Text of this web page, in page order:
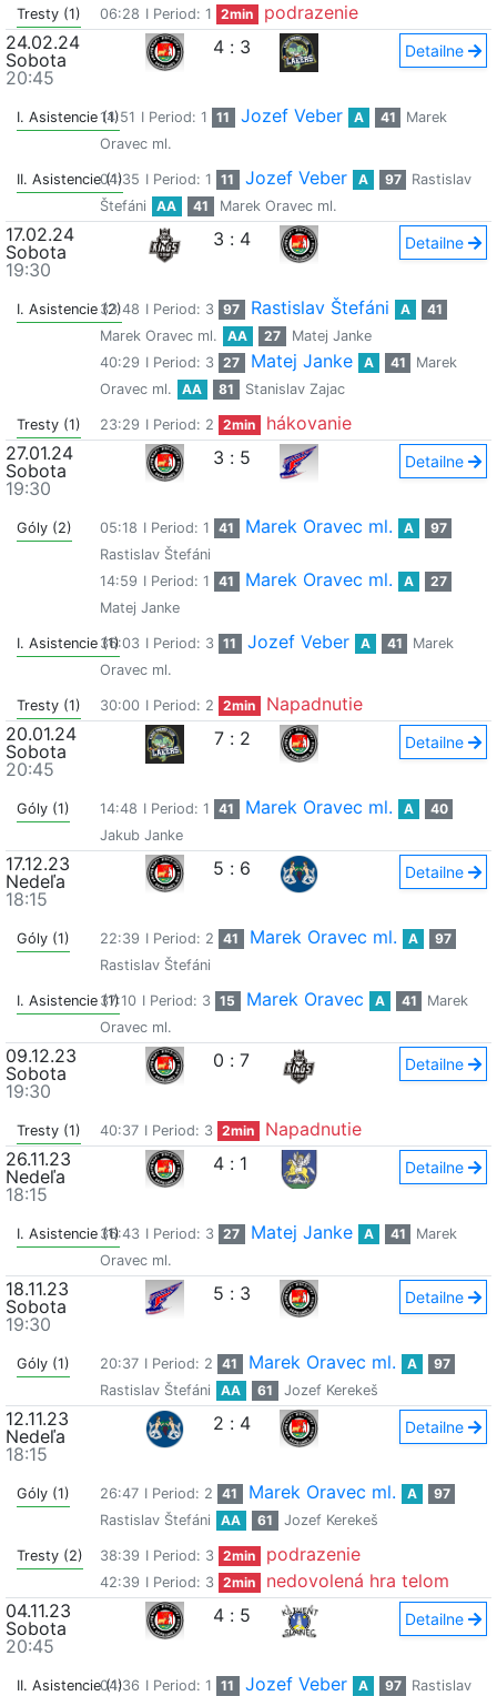
Tresty (1) 06:28 I Period: 1 2min
podrazenie
24.02.24
Sobota
20:45
4 : 3 Detailne
I. Asistencie (1)14:51 I Period: 1 11 Jozef Veber A 41
Marek
Oravec ml.
II. Asistencie (1)
04:35 I Period: 1 11 Jozef Veber A 97
Rastislav
Štefáni
AA 41 Marek Oravec ml.
17.02.24
Sobota
19:30
3 : 4 Detailne
I. Asistencie (2)33:48 I Period: 3 97 Rastislav Štefáni A
41
Marek Oravec ml.
AA 27
Matej Janke
40:29 I Period: 3 27 Matej Janke A 41
Marek
Oravec ml.
AA 81 Stanislav Zajac
Tresty (1) 23:29 I Period: 2 2min
hákovanie
27.01.24
Sobota
19:30
3 : 5 Detailne
Góly (2) 05:18 I Period: 1 41 Marek Oravec ml. A
97
Rastislav Štefáni
14:59 I Period: 1 41 Marek Oravec ml. A
27
Matej Janke
I. Asistencie (1)36:03 I Period: 3 11 Jozef Veber A 41
Marek
Oravec ml.
Tresty (1) 30:00 I Period: 2 2min
Napadnutie
20.01.24
Sobota
20:45
7 : 2 Detailne
Góly (1) 14:48 I Period: 1 41 Marek Oravec ml. A
40
Jakub Janke
17.12.23
Nedeľa
18:15
5 : 6 Detailne
Góly (1) 22:39 I Period: 2 41 Marek Oravec ml. A
97
Rastislav Štefáni
I. Asistencie (1)37:10 I Period: 3 15 Marek Oravec A 41
Marek
Oravec ml.
09.12.23
Sobota
19:30
0 : 7 Detailne
Tresty (1) 40:37 I Period: 3 2min
Napadnutie
26.11.23
Nedeľa
18:15
4 : 1 Detailne
I. Asistencie (1)36:43 I Period: 3 27 Matej Janke A 41
Marek
Oravec ml.
18.11.23
Sobota
19:30
5 : 3 Detailne
Góly (1) 20:37 I Period: 2 41 Marek Oravec ml. A
97
Rastislav Štefáni
AA 61 Jozef Kerekeš
12.11.23
Nedeľa
18:15
2 : 4 Detailne
Góly (1) 26:47 I Period: 2 41 Marek Oravec ml. A
97
Rastislav Štefáni
AA 61 Jozef Kerekeš
Tresty (2) 38:39 I Period: 3 2min podrazenie
42:39 I Period: 3 2min
nedovolená hra telom
04.11.23
Sobota
20:45
4 : 5 Detailne
II. Asistencie (1)
04:36 I Period: 1 11 Jozef Veber A 97
Rastislav